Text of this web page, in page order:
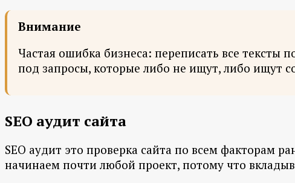
Внимание
Частая ошибка бизнеса: переписать все тексты
под запросы, которые либо не ищут, либо ищут
SEO аудит сайта
SEO аудит это проверка сайта по всем факторам
начинаем почти любой проект, потому что